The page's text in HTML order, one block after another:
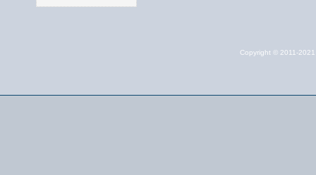
Copyright © 2011-